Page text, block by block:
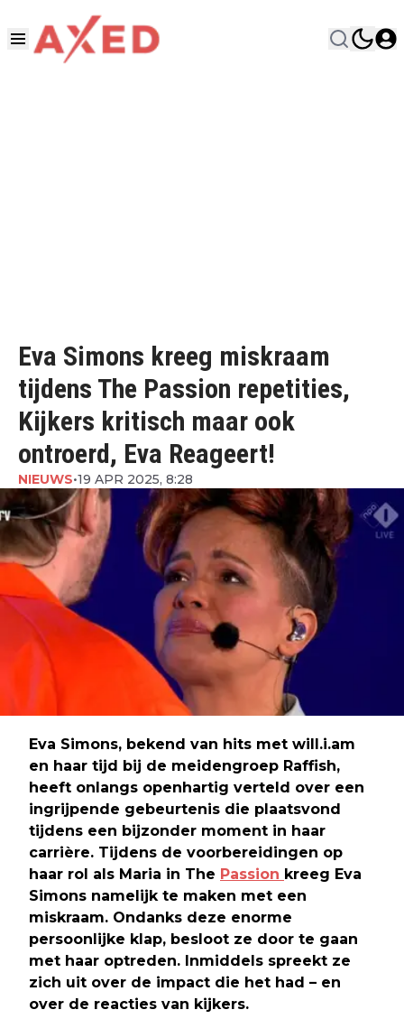
Eva Simons kreeg miskraam
tijdens The Passion repetities,
Kijkers kritisch maar ook
ontroerd, Eva Reageert!
NIEUWS•19 APR 2025, 8:28
Eva Simons, bekend van hits met will.i.am
en haar tijd bij de meidengroep Raffish,
heeft onlangs openhartig verteld over een
ingrijpende gebeurtenis die plaatsvond
tijdens een bijzonder moment in haar
carrière. Tijdens de voorbereidingen op
haar rol als Maria in The Passion kreeg Eva
Simons namelijk te maken met een
miskraam. Ondanks deze enorme
persoonlijke klap, besloot ze door te gaan
met haar optreden. Inmiddels spreekt ze
zich uit over de impact die het had – en
over de reacties van kijkers.